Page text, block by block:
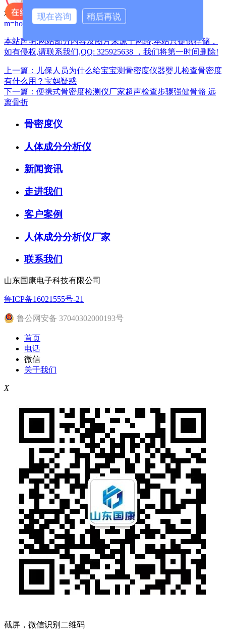
本篇文章网址：/index.php?
m=home&c=View&a=index&aid=1427
本站声明:网站部分内容及图片来源于网络,本站只提供存储，
如有侵权,请联系我们,QQ: 325925638 ，我们将第一时间删除!
上一篇：儿保人员为什么给宝宝测骨密度仪器婴儿检查骨密度
有什么用？宝妈疑惑
下一篇：便携式骨密度检测仪厂家超声检查步骤强健骨骼 远
离骨折
骨密度仪
人体成分分析仪
新闻资讯
走进我们
客户案例
人体成分分析仪厂家
联系我们
山东国康电子科技有限公司
鲁ICP备16021555号-21
鲁公网安备 37040302000193号
首页
电话
微信
关于我们
X
截屏，微信识别二维码
现在咨询 稍后再说